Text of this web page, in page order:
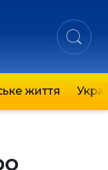
життя